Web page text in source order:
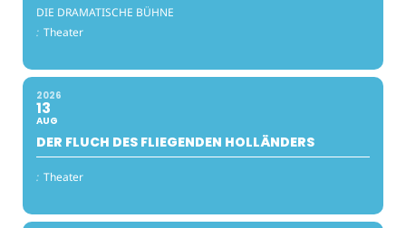
DIE DRAMATISCHE BÜHNE
: Theater
2026
13
AUG
DER FLUCH DES FLIEGENDEN HOLLÄNDERS
: Theater